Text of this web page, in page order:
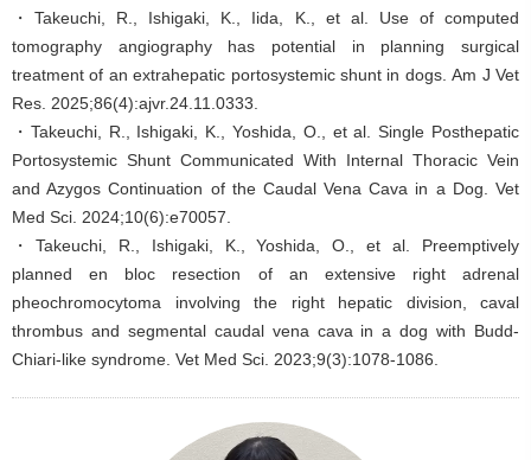
・Takeuchi, R., Ishigaki, K., Iida, K., et al. Use of computed
tomography angiography has potential in planning surgical
treatment of an extrahepatic portosystemic shunt in dogs. Am J Vet
Res. 2025;86(4):ajvr.24.11.0333.
・Takeuchi, R., Ishigaki, K., Yoshida, O., et al. Single Posthepatic
Portosystemic Shunt Communicated With Internal Thoracic Vein
and Azygos Continuation of the Caudal Vena Cava in a Dog. Vet
Med Sci. 2024;10(6):e70057.
・Takeuchi, R., Ishigaki, K., Yoshida, O., et al. Preemptively
planned en bloc resection of an extensive right adrenal
pheochromocytoma involving the right hepatic division, caval
thrombus and segmental caudal vena cava in a dog with Budd-
Chiari-like syndrome. Vet Med Sci. 2023;9(3):1078-1086.